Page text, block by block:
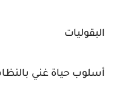
البقوليات
أسلوب حياة غني